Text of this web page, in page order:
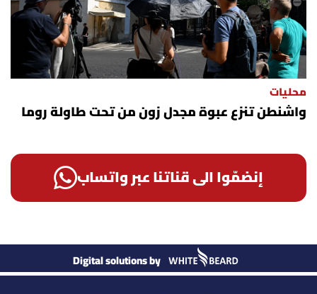
محليات
واشنطن تنزع عبوة مجدل زون من تحت طاولة روما
إنضمّوا الى قناتنا عبر واتساب
Digital solutions by